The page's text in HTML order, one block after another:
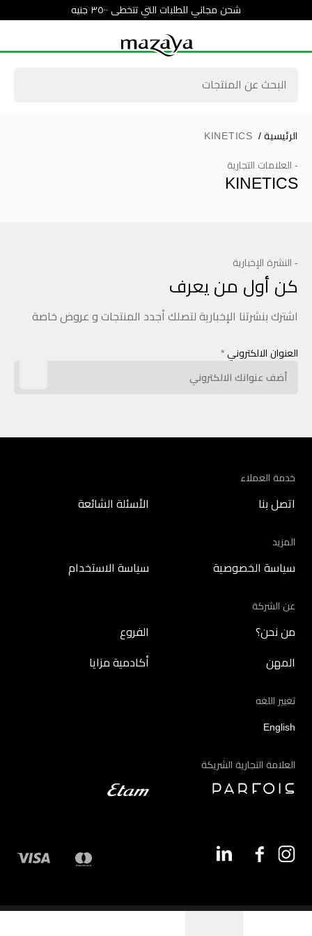
شحن مجاني للطلبات التي تتخطى ٣٥٠٠ جنيه
الرئيسية /
KINETICS
- العلامات التجارية
KINETICS
- النشرة الإخبارية
كن أول من يعرف
اشترك بنشرتنا الإخبارية لتصلك أجدد المنتجات و عروض خاصة
العنوان الالكتروني *
خدمة العملاء
اتصل بنا الأسئلة الشائعة
المزيد
سياسة الخصوصية سياسة الاستخدام
عن الشركة
من نحن؟ الفروع
المهن أكادمية مزايا
تغيير اللغه
English
العلامة التجارية الشريكة